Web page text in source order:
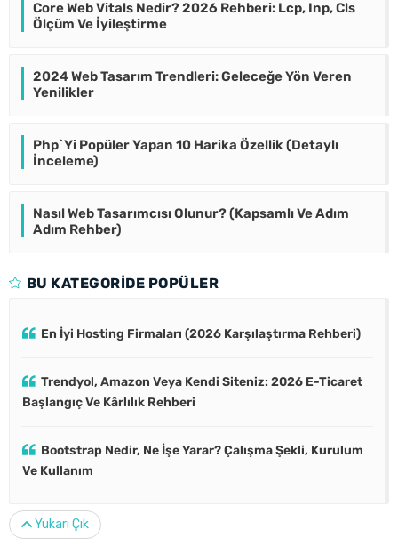
Core Web Vitals Nedir? 2026 Rehberi: Lcp, Inp, Cls
Ölçüm Ve İyileştirme
2024 Web Tasarım Trendleri: Geleceğe Yön Veren
Yenilikler
Php`Yi Popüler Yapan 10 Harika Özellik (Detaylı
İnceleme)
Nasıl Web Tasarımcısı Olunur? (Kapsamlı Ve Adım
Adım Rehber)
BU KATEGORIDE POPÜLER
En İyi Hosting Firmaları (2026 Karşılaştırma Rehberi)
Trendyol, Amazon Veya Kendi Siteniz: 2026 E-Ticaret
Başlangıç Ve Kârlılık Rehberi
Bootstrap Nedir, Ne İşe Yarar? Çalışma Şekli, Kurulum
Ve Kullanım
Yukarı Çık